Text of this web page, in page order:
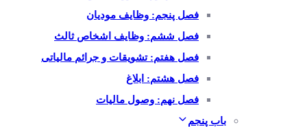
فصل پنجم: وظایف مودیان
فصل ششم: وظایف اشخاص ثالث
فصل هفتم: تشویقات و جرائم مالیاتی
فصل هشتم: ابلاغ
فصل نهم: وصول مالیات
باب پنجم